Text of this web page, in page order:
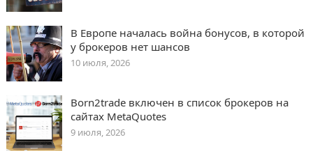
В Европе началась война бонусов, в которой
у брокеров нет шансов
10 июля, 2026
Born2trade включен в список брокеров на
сайтах MetaQuotes
9 июля, 2026